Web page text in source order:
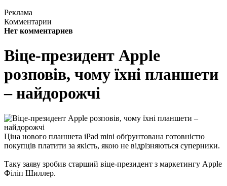
Реклама
Комментарии
Нет комментариев
Віце-президент Apple
розповів, чому їхні планшети
– найдорожчі
Ціна нового планшета iPad mini обґрунтована готовністю
покупців платити за якість, якою не відрізняються суперники.
Таку заяву зробив старший віце-президент з маркетингу Apple
Філіп Шиллер.